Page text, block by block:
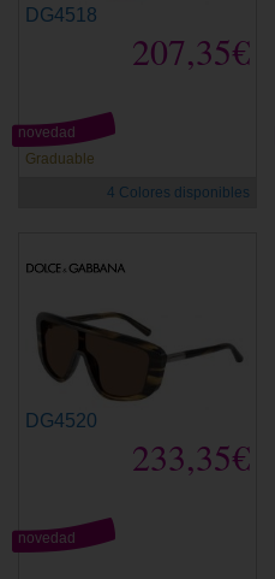
DG4518
207,35€
Graduable
novedad
4 Colores disponibles
DG4520
233,35€
novedad